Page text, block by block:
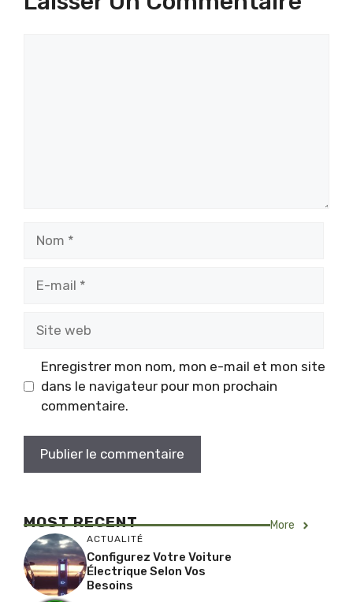
mail
web
Enregistrer mon nom, mon e-mail et mon site
dans le navigateur pour mon prochain
commentaire.
MOST RECENT More
ACTUALITÉ
Configurez Votre Voiture
Électrique Selon Vos
Besoins